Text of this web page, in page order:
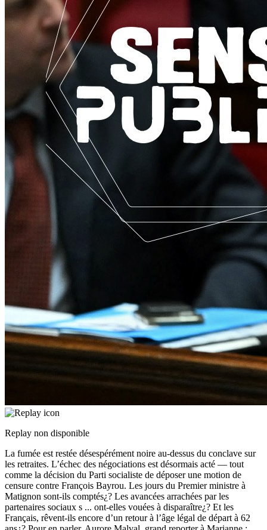
Replay non disponible
La fumée est restée désespérément noire au-dessus du conclave sur
les retraites. L’échec des négociations est désormais acté — tout
comme la décision du Parti socialiste de déposer une motion de
censure contre François Bayrou. Les jours du Premier ministre à
Matignon sont-ils comptés¿? Les avancées arrachées par les
partenaires sociaux s ... ont-elles vouées à disparaître¿? Et les
Français, rêvent-ils encore d’un retour à l’âge légal de départ à 62